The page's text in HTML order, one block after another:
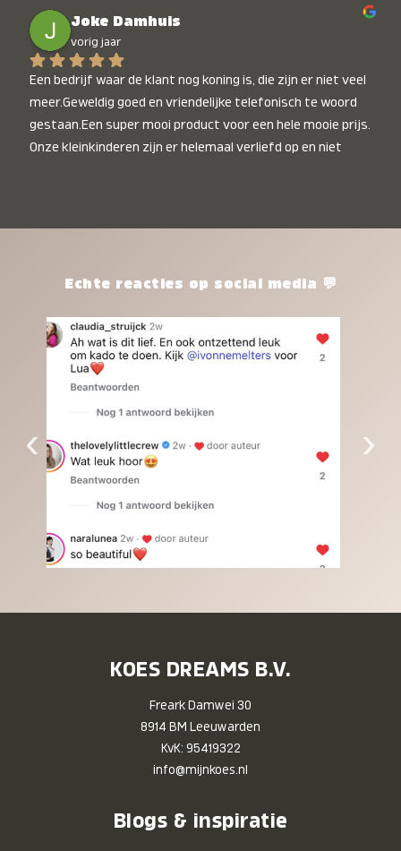
Joke Damhuis
vorig jaar
Een bedrijf waar de klant nog koning is, die zijn er niet veel
meer.Geweldig goed en vriendelijke telefonisch te woord
gestaan.Een super mooi product voor een hele mooie prijs.
Onze kleinkinderen zijn er helemaal verliefd op en niet
het waard.Echte reacties op social media 💬
‹ ›
KOES DREAMS B.V.
Freark Damwei 30
8914 BM Leeuwarden
KvK: 95419322
info@mijnkoes.nl
Blogs & inspiratie